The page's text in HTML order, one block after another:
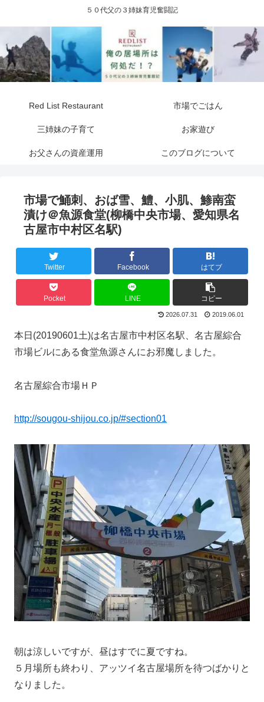
５０代父の３姉妹育児奮闘記
Red List Restaurant 市場でごはん
三姉妹の子育て お家遊び
お父さんの資産運用 このブログについて
市場で鯒刺、おば雪、鱧、小肌、鯵南蛮
漬け＠魚源食堂(柳橋中央市場、愛知県名
古屋市中村区名駅)
Twitter Facebook はてブ
Pocket LINE コピー
2026.07.31 2019.06.01
本日(20190601土)は名古屋市中村区名駅、名古屋綜合
市場ビルにある食堂魚源さんにお邪魔しました。
名古屋綜合市場ＨＰ
http://sougou-shijou.co.jp/#section01
朝は涼しいですが、昼はすでに夏ですね。
５月場所も終わり、アッツイ名古屋場所を待つばかりと
なりました。